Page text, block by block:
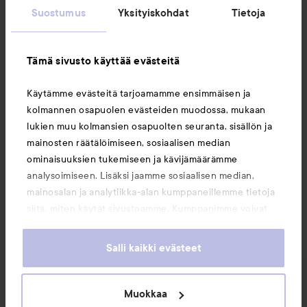
Suostumus Yksityiskohdat Tietoja
Tämä sivusto käyttää evästeitä
Käytämme evästeitä tarjoamamme ensimmäisen ja
kolmannen osapuolen evästeiden muodossa, mukaan
lukien muu kolmansien osapuolten seuranta, sisällön ja
mainosten räätälöimiseen, sosiaalisen median
ominaisuuksien tukemiseen ja kävijämäärämme
analysoimiseen. Lisäksi jaamme sosiaalisen median,
mainosalan ja analytiikka-alan kumppaneillemme tietoja
heille tai joita on kerätty, kun olet käyttänyt heidän
evästeiden käytön.
Salli kaikki evästeet
Muokkaa
Asiakaspalvelu
Tietoja
Saattaisit myös tykätä